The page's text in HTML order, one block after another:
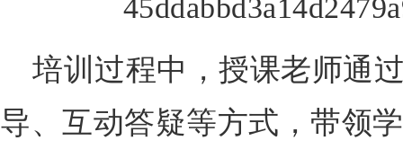
培训过程中，授课老师通
导、互动答疑等方式，带领